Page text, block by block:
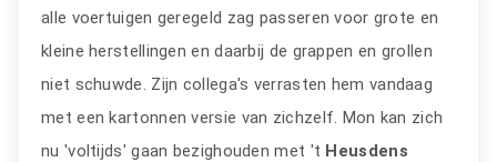
alle voertuigen geregeld zag passeren voor grote en
kleine herstellingen en daarbij de grappen en grollen
niet schuwde. Zijn collega's verrasten hem vandaag
met een kartonnen versie van zichzelf. Mon kan zich
nu 'voltijds' gaan bezighouden met 't Heusdens